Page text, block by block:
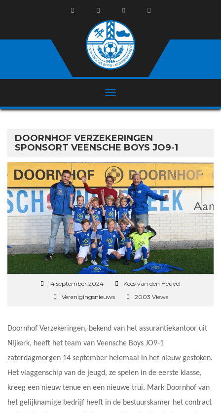
DOORNHOF VERZEKERINGEN
SPONSORT VEENSCHE BOYS JO9-1
14 september 2024
Kees van den Heuvel
Verenigingsnieuws
2003 Views
Doornhof Verzekeringen, bekend van het assurantiekantoor uit
Nijkerk, heeft het team van Veensche Boys JO9-1
zaterdagmorgen 14 september helemaal in het nieuw gestoken.
Het vlaggenschip van de jeugd, ze spelen in de eerste klasse,
kreeg een nieuw tenue en een nieuwe trui. Mark Doornhof van
het gelijknamige bedrijf heeft in de bestuurskamer het contract